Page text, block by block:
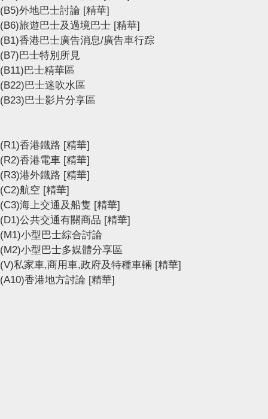
(B5)外地巴士討論 [精華]
(B6)旅遊巴士及過境巴士 [精華]
(B1)香港巴士廣告消息/廣告車行踪
(B7)巴士特別所見
(B11)巴士精華區
(B22)巴士迷吹水區
(B23)巴士影片分享區
(R1)香港鐵路 [精華]
(R2)香港電車 [精華]
(R3)港外鐵路 [精華]
(C2)航空 [精華]
(C3)海上交通及船隻 [精華]
(D1)公共交通有關商品 [精華]
(M1)小型巴士綜合討論
(M2)小型巴士多媒體分享區
(V)私家車,商用車,政府及特種車輛 [精華]
(A10)香港地方討論 [精華]